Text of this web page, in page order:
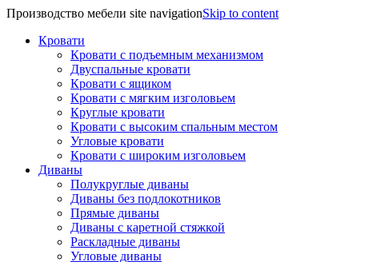
Производство мебели site navigationSkip to content
Кровати
Кровати с подъемным механизмом
Двуспальные кровати
Кровати с ящиком
Кровати с мягким изголовьем
Круглые кровати
Кровати с высоким спальным местом
Угловые кровати
Кровати с широким изголовьем
Диваны
Полукруглые диваны
Диваны без подлокотников
Прямые диваны
Диваны с каретной стяжкой
Раскладные диваны
Угловые диваны